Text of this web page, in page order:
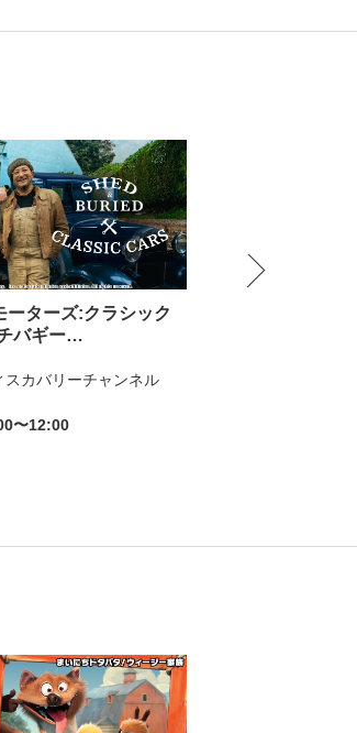
ーターズ:クラシック
バギー…
スカバリーチャンネル
〜12:00